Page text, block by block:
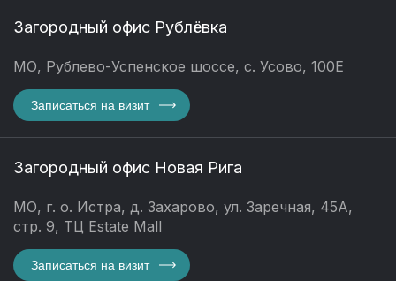
Загородный офис Рублёвка
МО, Рублево-Успенское шоссе, с. Усово, 100Е
Записаться на визит
Загородный офис Новая Рига
МО, г. о. Истра, д. Захарово, ул. Заречная, 45А,
стр. 9, ТЦ Estate Mall
Записаться на визит